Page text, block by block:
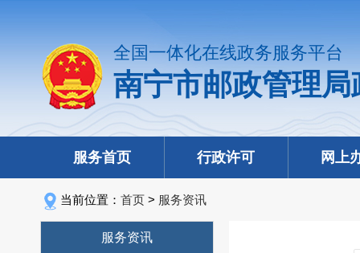
全国一体化在线政务服务平台
南宁市邮政管理
服务首页 行政许可 网上
当前位置： 首页 > 服务资讯
服务资讯